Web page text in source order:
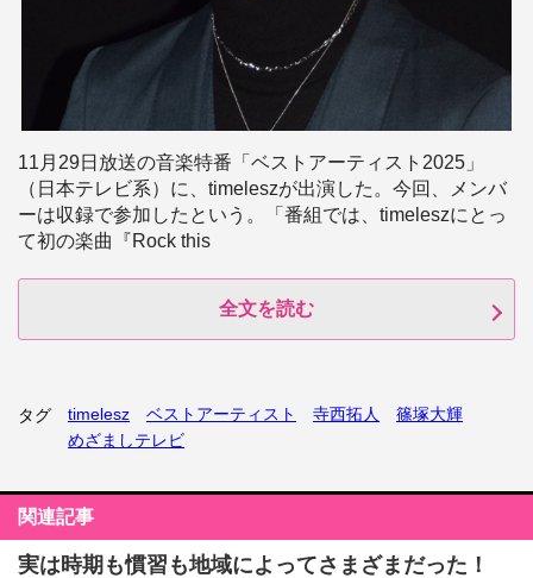
11月29日放送の音楽特番「ベストアーティスト2025」
（日本テレビ系）に、timeleszが出演した。今回、メンバ
ーは収録で参加したという。「番組では、timeleszにとっ
て初の楽曲『Rock this
全文を読む
タグ timelesz ベストアーティスト 寺西拓人
篠塚大輝
めざましテレビ
関連記事
実は時期も慣習も地域によってさまざまだった！